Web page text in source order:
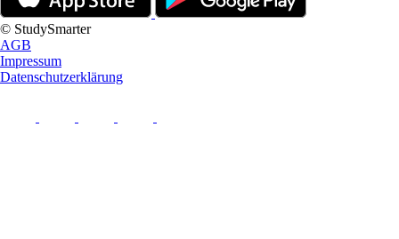
© StudySmarter
AGB
Impressum
Datenschutzerklärung